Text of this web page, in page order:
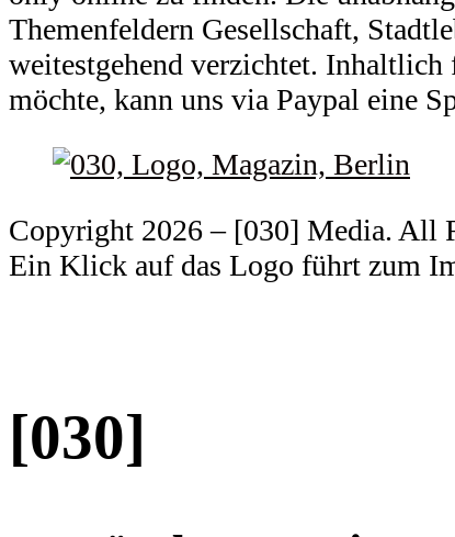
Themenfeldern Gesellschaft,
weitestgehend verzichtet. Inhaltlich
möchte, kann uns via Paypal eine
Copyright 2026 – [030] Media. All
Ein Klick auf das Logo führt zum
[030]